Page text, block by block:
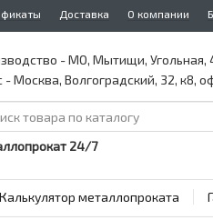
Доставка О компании
- МО, Мытищи, Угольная,
Москва, Волгоградский, 32, к8,
24/7
Калькулятор металлопроката